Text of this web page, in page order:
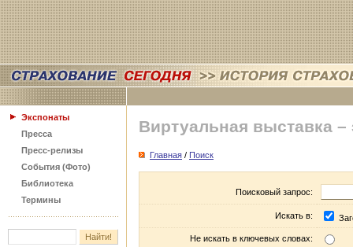
Экспонаты
Пресса
Пресс-релизы
События (Фото)
Библиотека
Термины
Виртуальная выставка –
Главная / Поиск
Поисковый запрос:
Искать в:
Не искать в ключевых словах: